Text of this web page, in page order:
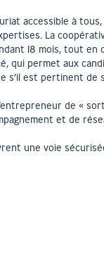
accessible à tous,
La
18 mois, tout en
qui permet aux
s’il est pertinent de
de «
et de
une voie